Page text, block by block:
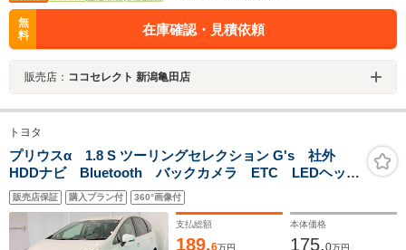
無
料
在庫確認・見積依頼
販売店： ココセレクト 新潟亀田店
トヨタ
プリウスα 1.8 S ツーリングセレクション G's 社外
HDDナビ Bluetooth バックカメラ ETC LEDヘッド
ライト・フォグランプ 純正18AW ハーフレザーシー
ト フルセグ USB アイドリングストップ
販売店保証 購入プラン付 360°画像付
支払総額
189.
本体価格
175.